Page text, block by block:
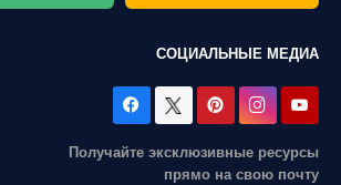
СОЦИАЛЬНЫЕ МЕДИА
Получайте эксклюзивные ресурсы
прямо на свою почту